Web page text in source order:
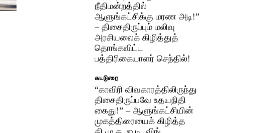
நீதிமன்றத்தில்
ஆளுங்கட்சிக்கு மரண அடி!”
– திசைதிருப்பும் மலிவு
அரசியலைக் கிழித்துத்
தொங்கவிட்ட
பத்திரிகையாளர் செந்தில்!
கட்டுரை
“காவிரி விவகாரத்திலிருந்து
திசைதிருப்பவே உதயநிதி
கைது!” – ஆளுங்கட்சியின்
முகத்திரையைக் கிழித்த